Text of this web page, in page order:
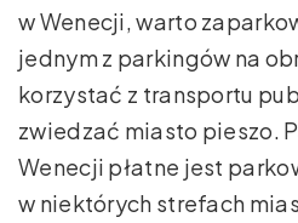
w Wenecji, warto
jednym z parkingów na
korzystać z transportu
zwiedzać miasto pieszo.
Wenecji płatne jest
w niektórych strefach